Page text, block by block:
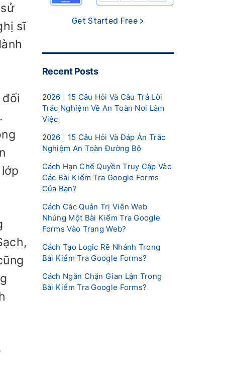
sĩ
Get Started Free >
Recent Posts
2026 | 15 Câu Hỏi Và Câu Trả Lời
Trắc Nghiệm Về An Toàn Nơi Làm
Việc
2026 | 15 Câu Hỏi Và Đáp Án Trắc
Nghiệm An Toàn Đường Bộ
Cách Hạn Chế Quyền Truy Cập Vào
Các Bài Kiểm Tra Google Forms
Của Bạn?
Cách Các Quản Trị Viên Web
Nhúng Một Bài Kiểm Tra Google
Forms Vào Trang Web?
Cách Tạo Logic Rẽ Nhánh Trong
Bài Kiểm Tra Google Forms?
Cách Ngăn Chặn Gian Lận Trong
Bài Kiểm Tra Google Forms?